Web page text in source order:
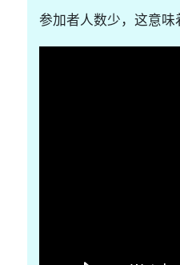
参加者人数少，这意味